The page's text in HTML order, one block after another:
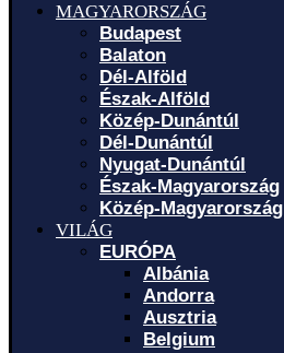
MAGYARORSZÁG
Budapest
Balaton
Dél-Alföld
Észak-Alföld
Közép-Dunántúl
Dél-Dunántúl
Nyugat-Dunántúl
Észak-Magyarország
Közép-Magyarország
VILÁG
EURÓPA
Albánia
Andorra
Ausztria
Belgium